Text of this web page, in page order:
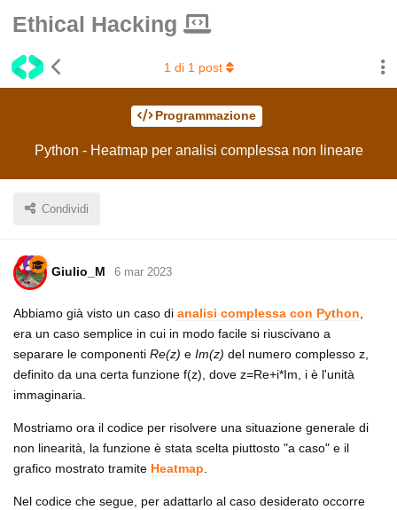
Ethical Hacking
Programmazione
Python - Heatmap per analisi complessa non lineare
Condividi
1 di 1 post
Giulio_M 6 mar 2023
Abbiamo già visto un caso di analisi complessa con Python
era un caso semplice in cui in modo facile si riuscivano a
separare le componenti Re(z) e Im(z) del numero complesso z,
definito da una certa funzione f(z), dove z=Re+i*Im, i è l'unità
immaginaria.
Mostriamo ora il codice per risolvere una situazione generale di
non linearità, la funzione è stata scelta piuttosto "a caso" e il
grafico mostrato tramite Heatmap
Nel codice che segue, per adattarlo al caso desiderato occorre